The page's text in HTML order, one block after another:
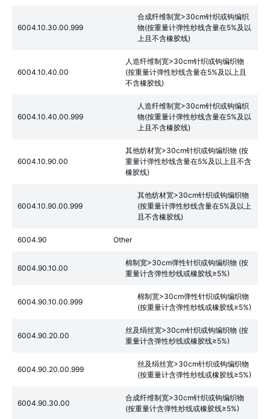
6004.10.30.00.999
合成纤维制宽>30cm针织或钩编织
物(按重量计弹性纱线含量在5%及以
上且不含橡胶线)
6004.10.40.00
人造纤维制宽>30cm针织或钩编织物
(按重量计弹性纱线含量在5%及以上且
不含橡胶线)
6004.10.40.00.999
人造纤维制宽>30cm针织或钩编织
物(按重量计弹性纱线含量在5%及以
上且不含橡胶线)
6004.10.90.00
其他纺材宽>30cm针织或钩编织物 (按
重量计弹性纱线含量在5%及以上且不含
橡胶线)
6004.10.90.00.999
其他纺材宽>30cm针织或钩编织物
(按重量计弹性纱线含量在5%及以上
且不含橡胶线)
6004.90 Other
6004.90.10.00
棉制宽>30cm弹性针织或钩编织物 (按
重量计含弹性纱线或橡胶线≥5%)
6004.90.10.00.999
棉制宽>30cm弹性针织或钩编织物
(按重量计含弹性纱线或橡胶线≥5%)
6004.90.20.00
丝及绢丝宽>30cm针织或钩编织物 (按
重量计含弹性纱线或橡胶线≥5%)
6004.90.20.00.999
丝及绢丝宽>30cm针织或钩编织物
(按重量计含弹性纱线或橡胶线≥5%)
6004.90.30.00
合成纤维制宽>30cm针织或钩编织物
(按重量计含弹性纱线或橡胶线≥5%)